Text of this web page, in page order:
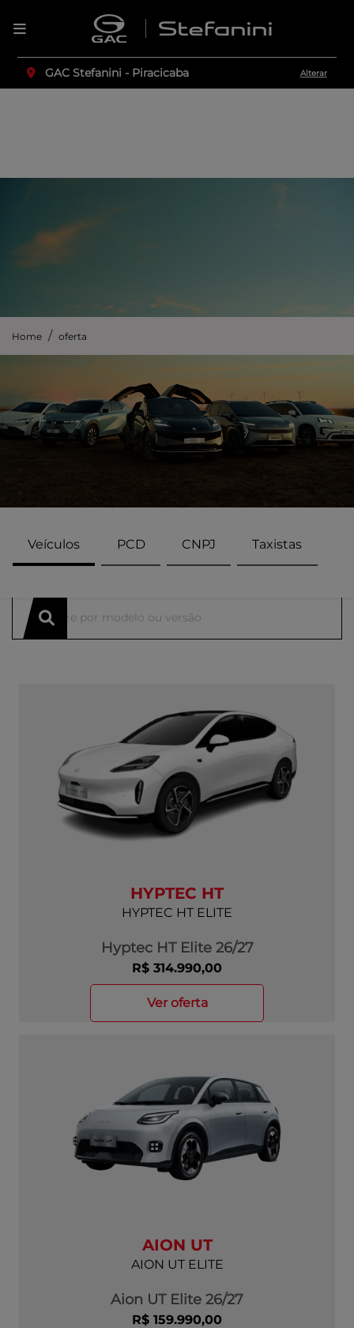
GAC Stefanini - Piracicaba Alterar
Home oferta
Veículos PCD CNPJ Taxistas
ENCONTRE UMA OFERTA
HYPTEC HT
HYPTEC HT ELITE
Hyptec HT Elite 26/27
R$ 314.990,00
ver oferta
AION UT
AION UT ELITE
Aion UT Elite 26/27
R$ 159.990,00